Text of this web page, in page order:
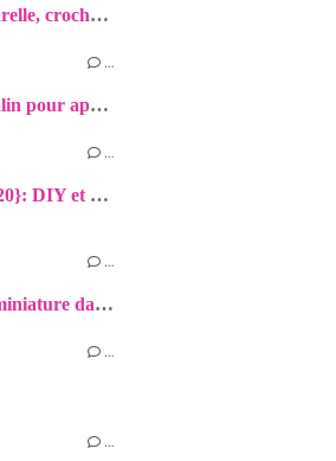
Nos petits DIY d'automne {Aquarelle, crochet, Fimo, papier}
…
Mon avis sur la méthode Mulimalin pour apprendre les tables de multiplication
…
Cadeaux pour les maîtresses {2020}: DIY et petites attentions!
…
Le salon de thé de mes rêves en miniature dans une valisette!
…
…